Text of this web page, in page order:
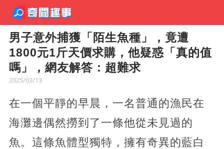
男子意外捕獲「陌生魚種」，竟遭
1800元1斤天價求購，他疑惑「真的值
嗎」，網友解答：超難求
2025/03/13
在一個平靜的早晨，一名普通的漁民在
海灘邊偶然撈到了一條他從未見過的
魚。這條魚體型獨特，擁有奇異的藍白